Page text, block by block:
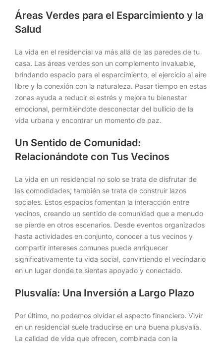
Áreas Verdes para el Esparcimiento y la
Salud
La vida en el residencial va más allá de las paredes de tu
casa. Las áreas verdes son un complemento invaluable,
brindando espacio para el esparcimiento, el ejercicio al aire
libre y la conexión con la naturaleza. Pasar tiempo en estas
zonas ayuda a reducir el estrés y mejora tu bienestar
emocional, permitiéndote desconectar del bullicio de la
vida urbana y encontrar un momento de paz.
Un Sentido de Comunidad:
Relacionándote con Tus Vecinos
La vida en un residencial no solo se trata de disfrutar de
las comodidades; también se trata de construir lazos
sociales. Estos espacios fomentan la interacción entre
vecinos, creando un sentido de comunidad que a menudo
se pierde en otros escenarios. Desde eventos organizados
hasta actividades en conjunto, conocer a tus vecinos y
compartir intereses comunes puede enriquecer
significativamente tu vida social, convirtiendo el vecindario
en un lugar donde te sientas apoyado y conectado.
Plusvalía: Una Inversión a Largo Plazo
Por último, no podemos olvidar el aspecto financiero. Vivir
en un residencial suele traducirse en una buena plusvalía.
La calidad de vida que ofrecen, combinada con la